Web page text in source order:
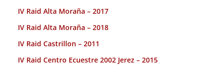
IV Raid Alta Moraña – 2017
IV Raid Alta Moraña – 2018
IV Raid Castrillon – 2011
IV Raid Centro Ecuestre 2002 Jerez – 2015